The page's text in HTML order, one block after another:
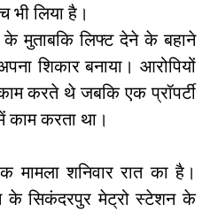
भी लिया है।
के मुताबकि लिफ्ट देने के बहाने
शिकार बनाया। आरोपियों
करते थे जबकि एक प्रॉपर्टी
करता था।
मामला शनिवार रात का है।
के सिकंदरपुर मेट्रो स्टेशन के